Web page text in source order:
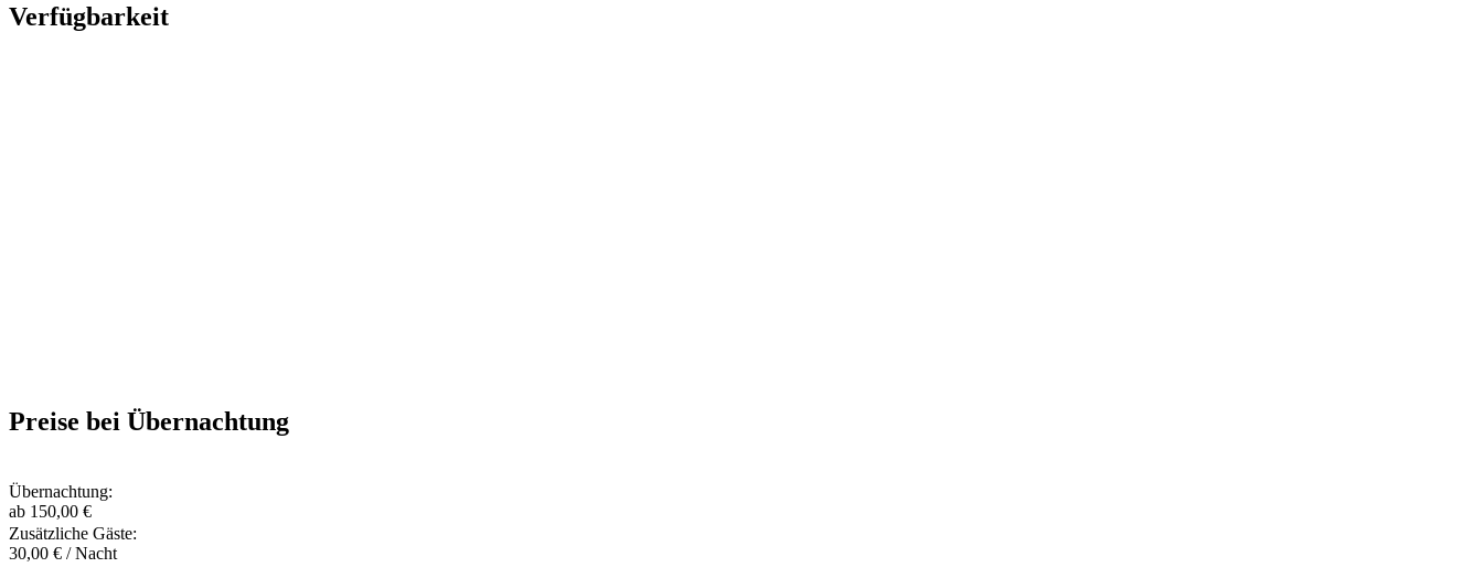
Verfügbarkeit
Preise bei Übernachtung
Übernachtung:
ab 150,00 €
Zusätzliche Gäste:
30,00 € / Nacht